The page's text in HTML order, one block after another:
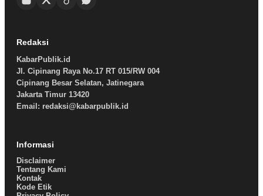
Redaksi
KabarPublik.id
Jl. Cipinang Raya No.17 RT 015/RW 004
Cipinang Besar Selatan, Jatinegara
Jakarta Timur 13420
Email: redaksi@kabarpublik.id
Informasi
Disclaimer
Tentang Kami
Kontak
Kode Etik